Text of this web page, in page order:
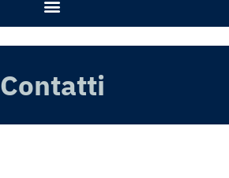
Contatti